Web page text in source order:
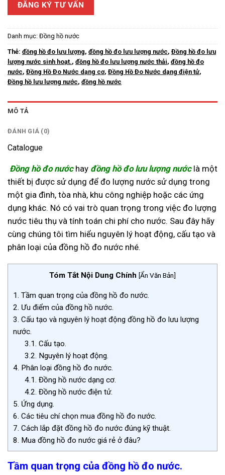
ĐĂNG KÝ TƯ VẤN
Danh mục: Đồng hồ nước
Thẻ: đồng hồ đo lưu lượng, đồng hồ đo lưu lượng nước, Đồng hồ đo lưu
lượng nước sinh hoạt., đồng hồ đo lưu lượng nước thải, đồng hồ đo
nước, Đồng Hồ Đo Nước dạng cơ, Đồng Hồ Đo Nước dạng điện tử,
Đồng hồ lưu lượng nước, đồng hồ nước
MÔ TẢ
ĐÁNH GIÁ (0)
Catalogue
Đồng hồ đo nướchay đồng hồ đo lưu lượng nướclà một
thiết bị được sử dụng để đo lượng nước sử dụng trong
một gia đình, tòa nhà, khu công nghiệp hoặc các ứng
dụng khác. Nó có vai trò quan trọng trong việc đo lượng
nước tiêu thụ và tính toán chi phí cho nước. Sau đây hãy
cùng chúng tôi tìm hiểu nguyên lý hoạt động, cấu tạo và
phân loại của đồng hồ đo nước nhé.
Tóm Tắt Nội Dung Chính [Ẩn Văn Bản]
1. Tầm quan trọng của đồng hồ đo nước.
2. Ưu điểm của đồng hồ nước.
3. Cấu tạo và nguyên lý hoạt động đồng hồ đo lưu lượng
nước.
3.1. Cấu tạo.
3.2. Nguyên lý hoạt động.
4. Phân loại đồng hồ đo nước.
4.1. Đồng hồ nước dạng cơ.
4.2. Đồng hồ nước điện tử.
5. Ứng dụng.
6. Các tiêu chí chọn mua đồng hồ đo nước.
7. Cách lắp đặt đồng hồ đo nước đúng kỹ thuật.
8. Mua đồng hồ đo nước giá rẻ ở đâu?
Tầm quan trọng của đồng hồ đo nước.